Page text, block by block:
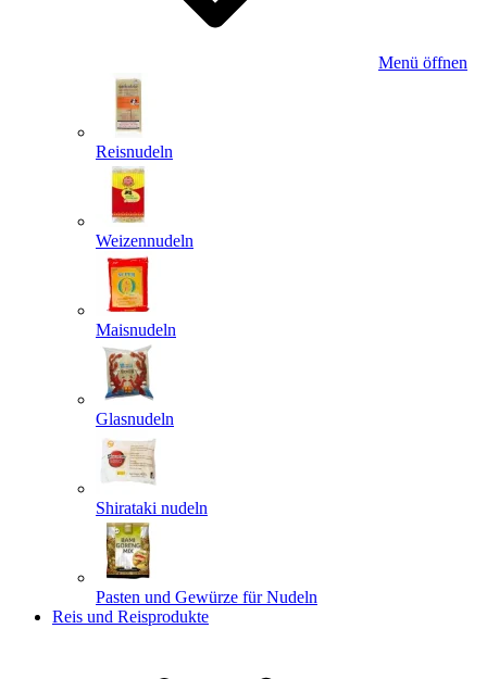
Menü öffnen
Reisnudeln
Weizennudeln
Maisnudeln
Glasnudeln
Shirataki nudeln
Pasten und Gewürze für Nudeln
Reis und Reisprodukte